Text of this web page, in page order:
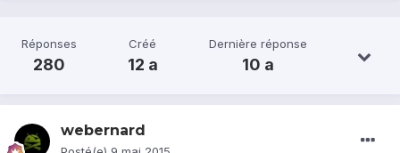
Réponses
280
Créé
12 a
Dernière réponse
10 a
webernard